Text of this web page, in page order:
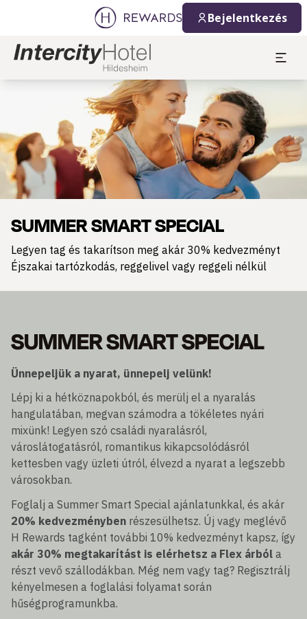
Bejelentkezés
SUMMER SMART SPECIAL
Legyen tag és takarítson meg akár 30% kedvezményt
Éjszakai tartózkodás, reggelivel vagy reggeli nélkül
SUMMER SMART SPECIAL
Ünnepeljük a nyarat, ünnepelj velünk!
Lépj ki a hétköznapokból, és merülj el a nyaralás
hangulatában, megvan számodra a tökéletes nyári
mixünk! Legyen szó családi nyaralásról,
városlátogatásról, romantikus kikapcsolódásról
kettesben vagy üzleti útról, élvezd a nyarat a legszebb
városokban.
Foglalj a Summer Smart Special ajánlatunkkal, és akár
20% kedvezményben részesülhetsz. Új vagy meglévő
H Rewards tagként további 10% kedvezményt kapsz, így
akár 30% megtakarítást is elérhetsz a Flex árból a
részt vevő szállodákban. Még nem vagy tag? Regisztrálj
kényelmesen a foglalási folyamat során
hűségprogramunkba.